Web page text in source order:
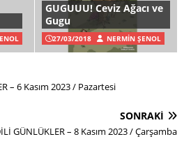
GUGUUU! Ceviz Ağacı ve
Gugu
27/03/2018 NERMIN ŞENOL
– 6 Kasım 2023 / Pazartesi
SONRAKI
GÜNLÜKLER – 8 Kasım 2023 / Çarşamba